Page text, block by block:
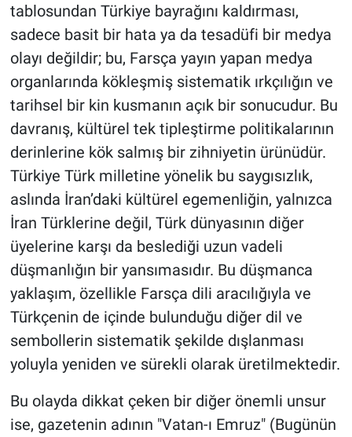
tablosundan Türkiye bayrağını kaldırması,
sadece basit bir hata ya da tesadüfi bir medya
olayı değildir; bu, Farsça yayın yapan medya
organlarında kökleşmiş sistematik ırkçılığın ve
tarihsel bir kin kusmanın açık bir sonucudur. Bu
davranış, kültürel tek tipleştirme politikalarının
derinlerine kök salmış bir zihniyetin ürünüdür.
Türkiye Türk milletine yönelik bu saygısızlık,
aslında İran’daki kültürel egemenliğin, yalnızca
İran Türklerine değil, Türk dünyasının diğer
üyelerine karşı da beslediği uzun vadeli
düşmanlığın bir yansımasıdır. Bu düşmanca
yaklaşım, özellikle Farsça dili aracılığıyla ve
Türkçenin de içinde bulunduğu diğer dil ve
sembollerin sistematik şekilde dışlanması
yoluyla yeniden ve sürekli olarak üretilmektedir.
Bu olayda dikkat çeken bir diğer önemli unsur
ise, gazetenin adının "Vatan-ı Emruz" (Bugünün